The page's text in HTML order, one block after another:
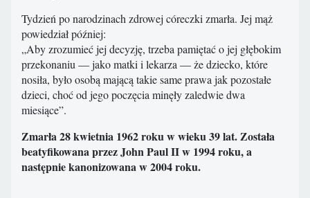
Tydzień po narodzinach zdrowej córeczki zmarła. Jej mąż
powiedział później:
„Aby zrozumieć jej decyzję, trzeba pamiętać o jej głębokim
przekonaniu — jako matki i lekarza — że dziecko, które
nosiła, było osobą mającą takie same prawa jak pozostałe
dzieci, choć od jego poczęcia minęły zaledwie dwa
miesiące”.
Zmarła 28 kwietnia 1962 roku w wieku 39 lat. Została
beatyfikowana przez John Paul II w 1994 roku, a
następnie kanonizowana w 2004 roku.